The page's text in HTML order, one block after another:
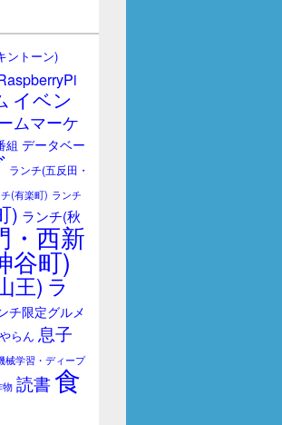
ントーン)
イベン
ムマーケ
組 データベー
ランチ(五反田・
(有楽町) ランチ
) ランチ(秋
・西新
谷町)
王) ラ
チ限定グルメ
らん 息子
械学習・ディープ
物 読書食